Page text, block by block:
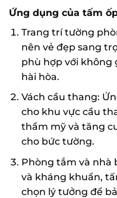
Ứng dụng của tấm
Trang trí tường
nên vẻ đẹp sang
phù hợp với không
hài hòa.
Vách cầu thang:
cho khu vực cầu
thẩm mỹ và tăng
cho bức tường.
Phòng tắm và nhà
và kháng khuẩn,
chọn lý tưởng để